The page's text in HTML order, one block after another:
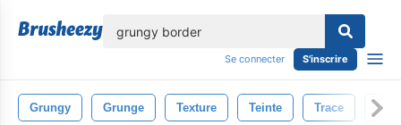
Se connecter S'inscrire
Grungy Grunge Texture Teinte Trace